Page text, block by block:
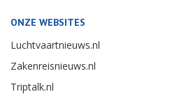
ONZE WEBSITES
Luchtvaartnieuws.nl
Zakenreisnieuws.nl
Triptalk.nl